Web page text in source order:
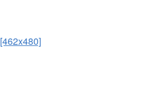
[462x480]